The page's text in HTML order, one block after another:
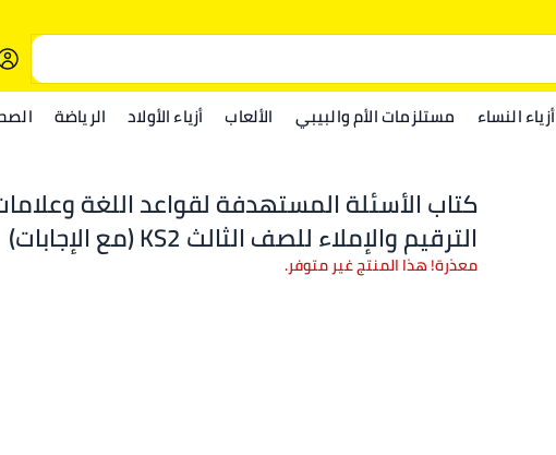
أزياء النساء مستلزمات الأم والبيبي الألعاب أزياء الأولاد الرياضة
كتاب الأسئلة المستهدفة لقواعد اللغة
الترقيم والإملاء للصف الثالث KS2 (مع الإجابات)
معذرة! هذا المنتج غير متوفر.